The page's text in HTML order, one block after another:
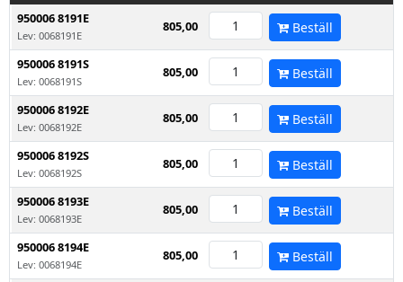
950006 8191E
Lev: 0068191E
805,00 Beställ
950006 8191S
Lev: 0068191S
805,00 Beställ
950006 8192E
Lev: 0068192E
805,00 Beställ
950006 8192S
Lev: 0068192S
805,00 Beställ
950006 8193E
Lev: 0068193E
805,00 Beställ
950006 8194E
Lev: 0068194E
805,00 Beställ